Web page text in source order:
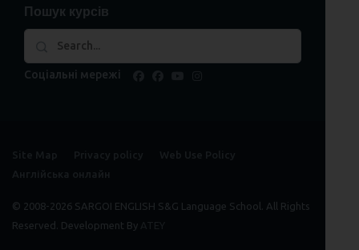
Пошук курсів
Соціальні мережі
© 2008-2026 SARGOI ENGLISH S&G Language School. All Rights
Reserved. Development By